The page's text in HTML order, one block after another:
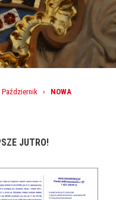
Październik ›
NOWA
JUTRO!